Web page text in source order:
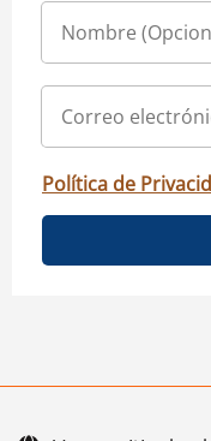
Política de